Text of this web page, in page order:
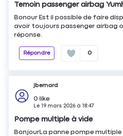
Temoin passenger airbag
Bonour Est il possible de faire
avoir toujours passenger airbag
réponse.
Répondre 0
jbernard
0 like
Le19 mars 2026 à18:47
Pompe multiple à vide
BonjourLa panne pompe